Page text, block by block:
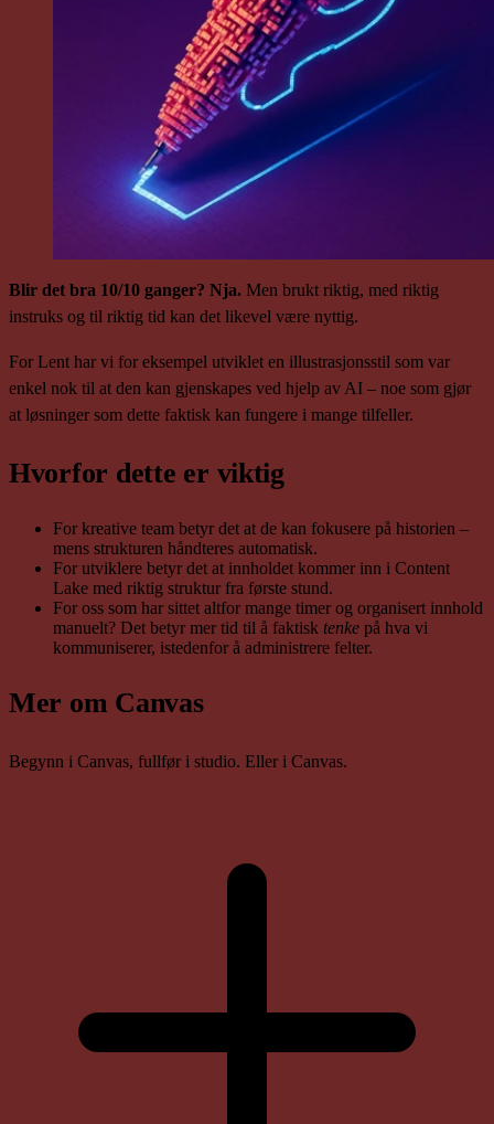
Blir det bra 10/10 ganger? Nja. Men brukt riktig, med riktig
instruks og til riktig tid kan det likevel være nyttig.
For Lent har vi for eksempel utviklet en illustrasjonsstil som var
enkel nok til at den kan gjenskapes ved hjelp av AI – noe som gjør
at løsninger som dette faktisk kan fungere i mange tilfeller.
Hvorfor dette er viktig
For kreative team betyr det at de kan fokusere på historien –
mens strukturen håndteres automatisk.
For utviklere betyr det at innholdet kommer inn i Content
Lake med riktig struktur fra første stund.
For oss som har sittet altfor mange timer og organisert innhold
manuelt? Det betyr mer tid til å faktisk tenke på hva vi
kommuniserer, istedenfor å administrere felter.
Mer om Canvas
Begynn i Canvas, fullfør i studio. Eller i Canvas.